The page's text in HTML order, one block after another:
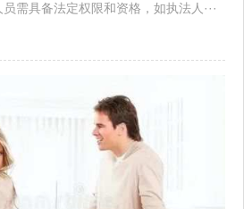
需具备法定权限和资格，如执法人···